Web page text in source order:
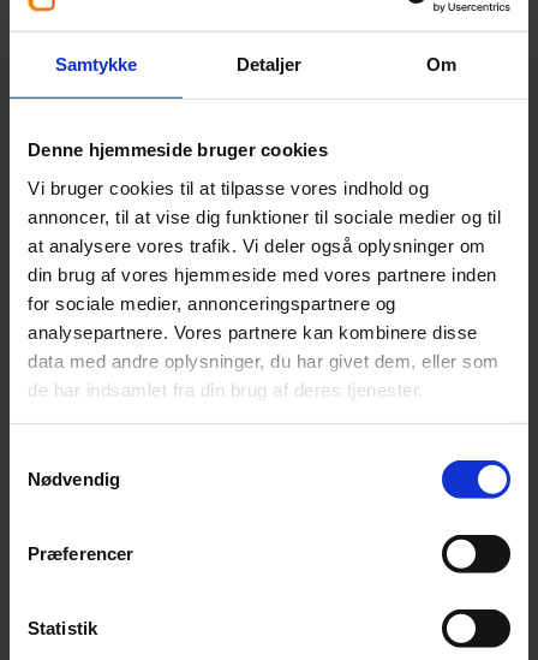
Samtykke Detaljer Om
Denne hjemmeside bruger cookies
Vi bruger cookies til at tilpasse vores indhold og
annoncer, til at vise dig funktioner til sociale medier og til
at analysere vores trafik. Vi deler også oplysninger om
din brug af vores hjemmeside med vores partnere inden
for sociale medier, annonceringspartnere og
analysepartnere. Vores partnere kan kombinere disse
data med andre oplysninger, du har givet dem, eller som
de har indsamlet fra din brug af deres tjenester.
Nødvendig
Præferencer
Statistik
Statsautoriseret revisor og
Fredericia